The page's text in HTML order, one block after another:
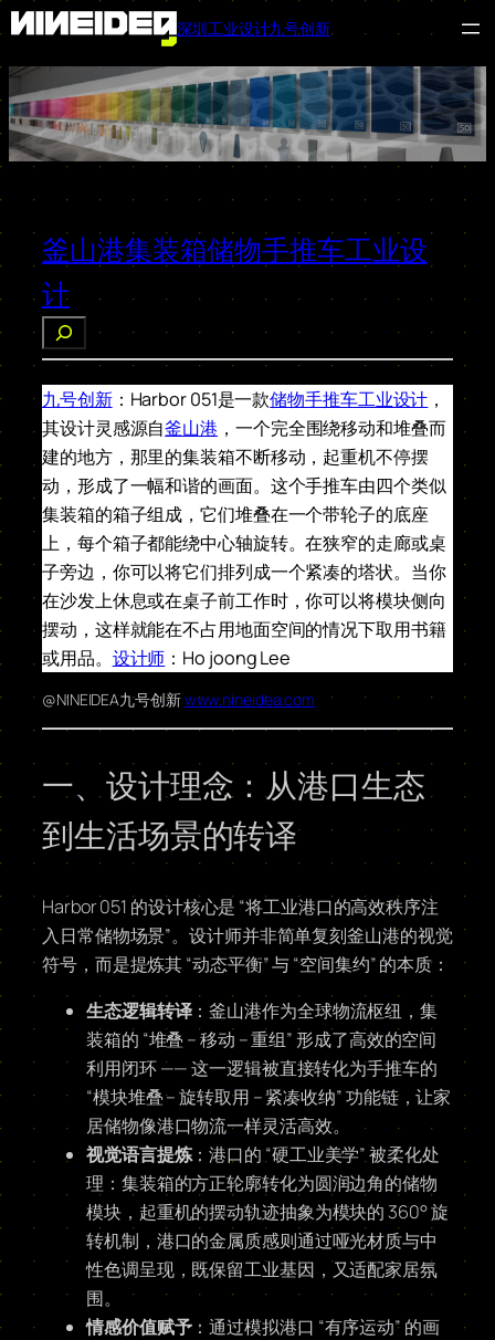
跳
至
内
容
深圳工业设计九号创新
釜山港集装箱储物手推车工业设
计
索
九号创新：Harbor 051是一款储物手推车工业设计 ，
其设计灵感源自釜山港 ，一个完全围绕移动和堆叠而
建的地方，那里的集装箱不断移动，起重机不停摆
动，形成了一幅和谐的画面。这个手推车由四个类似
集装箱的箱子组成，它们堆叠在一个带轮子的底座
上，每个箱子都能绕中心轴旋转。在狭窄的走廊或桌
子旁边，你可以将它们排列成一个紧凑的塔状。当你
在沙发上休息或在桌子前工作时，你可以将模块侧向
摆动，这样就能在不占用地面空间的情况下取用书籍
或用品。 设计师 ：Ho joong Lee
@NINEIDEA九号创新www.nineidea.com
一、设计理念：从港口生态
到生活场景的转译
Harbor 051 的设计核心是 “将工业港口的高效秩序注
入日常储物场景”。设计师并非简单复刻釜山港的视觉
符号，而是提炼其 “动态平衡” 与 “空间集约” 的本质：
生态逻辑转译：釜山港作为全球物流枢纽，集
装箱的 “堆叠 – 移动 – 重组” 形成了高效的空间
利用闭环 —— 这一逻辑被直接转化为手推车的
“模块堆叠 – 旋转取用 – 紧凑收纳” 功能链，让家
居储物像港口物流一样灵活高效。
视觉语言提炼：港口的 “硬工业美学” 被柔化处
理：集装箱的方正轮廓转化为圆润边角的储物
模块，起重机的摆动轨迹抽象为模块的 360° 旋
转机制，港口的金属质感则通过哑光材质与中
性色调呈现，既保留工业基因，又适配家居氛
围。
情感价值赋予：通过模拟港口 “有序运动” 的画